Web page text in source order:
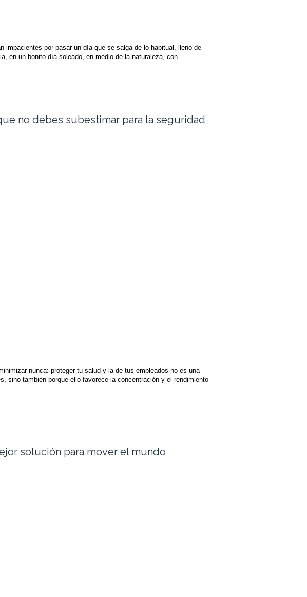
por pasar un día que se salga de lo habitual, lleno de
en un bonito día soleado, en medio de la naturaleza, con…
no debes subestimar para la seguridad
nunca: proteger tu salud y la de tus empleados no es una
sino también porque ello favorece la concentración y el rendimiento
solución para mover el mundo